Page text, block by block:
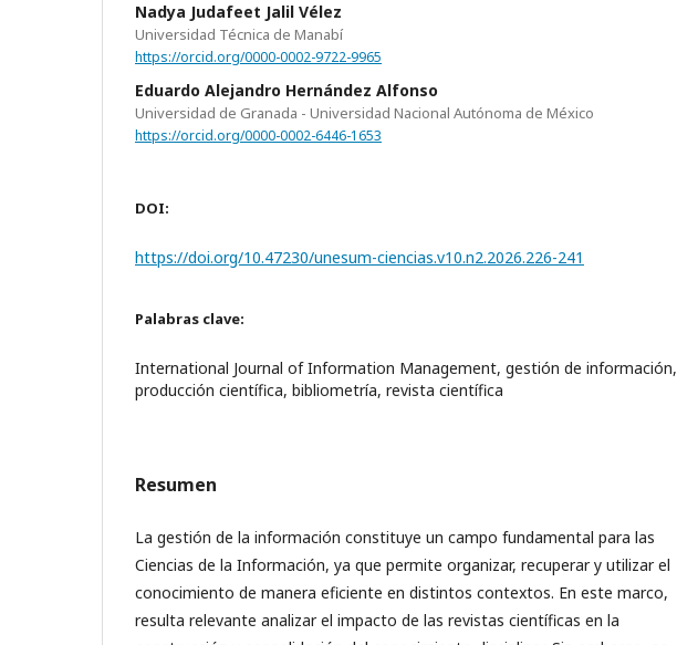
Nadya Judafeet Jalil Vélez
Universidad Técnica de Manabí
https://orcid.org/0000-0002-9722-9965
Eduardo Alejandro Hernández Alfonso
Universidad de Granada - Universidad Nacional Autónoma de México
https://orcid.org/0000-0002-6446-1653
DOI:
https://doi.org/10.47230/unesum-ciencias.v10.n2.2026.226-241
Palabras clave:
International Journal of Information Management, gestión de información,
producción científica, bibliometría, revista científica
Resumen
La gestión de la información constituye un campo fundamental para las
Ciencias de la Información, ya que permite organizar, recuperar y utilizar el
conocimiento de manera eficiente en distintos contextos. En este marco,
resulta relevante analizar el impacto de las revistas científicas en la